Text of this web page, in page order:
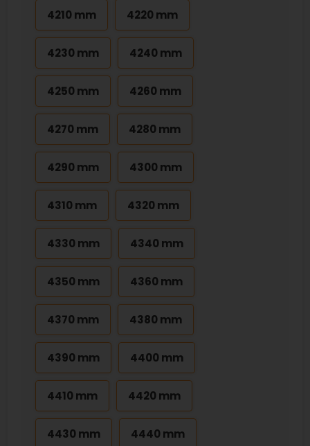
4210 mm 4220 mm
4230 mm 4240 mm
4250 mm 4260 mm
4270 mm 4280 mm
4290 mm 4300 mm
4310 mm 4320 mm
4330 mm 4340 mm
4350 mm 4360 mm
4370 mm 4380 mm
4390 mm 4400 mm
4410 mm 4420 mm
4430 mm 4440 mm